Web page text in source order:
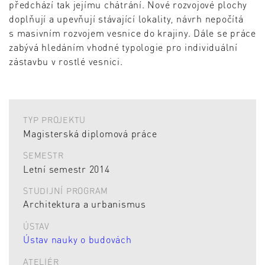
předchází tak jejímu chátrání. Nové rozvojové plochy
doplňují a upevňují stávající lokality, návrh nepočítá
s masivním rozvojem vesnice do krajiny. Dále se práce
zabývá hledáním vhodné typologie pro individuální
zástavbu v rostlé vesnici.
TYP PROJEKTU
Magisterská diplomová práce
SEMESTR
Letní semestr 2014
STUDIJNÍ PROGRAM
Architektura a urbanismus
ÚSTAV
Ústav nauky o budovách
ATELIÉR